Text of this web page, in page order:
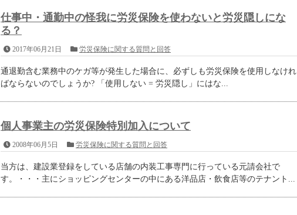
仕事中・通勤中の怪我に労災保険を使わないと労災隠しにな
る？
2017年06月21日 労災保険に関する質問と回答
通退勤含む業務中のケガ等が発生した場合に、必ずしも労災保険を使用しなけれ
ばならないのでしょうか? 「使用しない = 労災隠し」にはな...
個人事業主の労災保険特別加入について
2008年06月5日 労災保険に関する質問と回答
当方は、建設業登録をしている店舗の内装工事専門に行っている元請会社で
す。・・・主にショッピングセンターの中にある洋品店・飲食店等のテナント...